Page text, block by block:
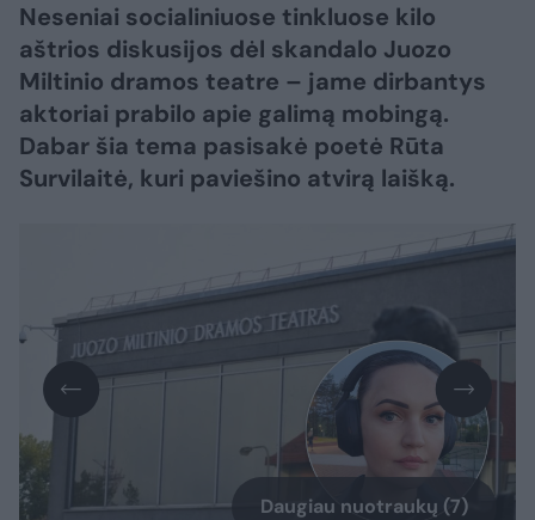
Neseniai socialiniuose tinkluose kilo
aštrios diskusijos dėl skandalo Juozo
Miltinio dramos teatre – jame dirbantys
aktoriai prabilo apie galimą mobingą.
Dabar šia tema pasisakė poetė Rūta
Survilaitė, kuri paviešino atvirą laišką.
Daugiau nuotraukų (7)